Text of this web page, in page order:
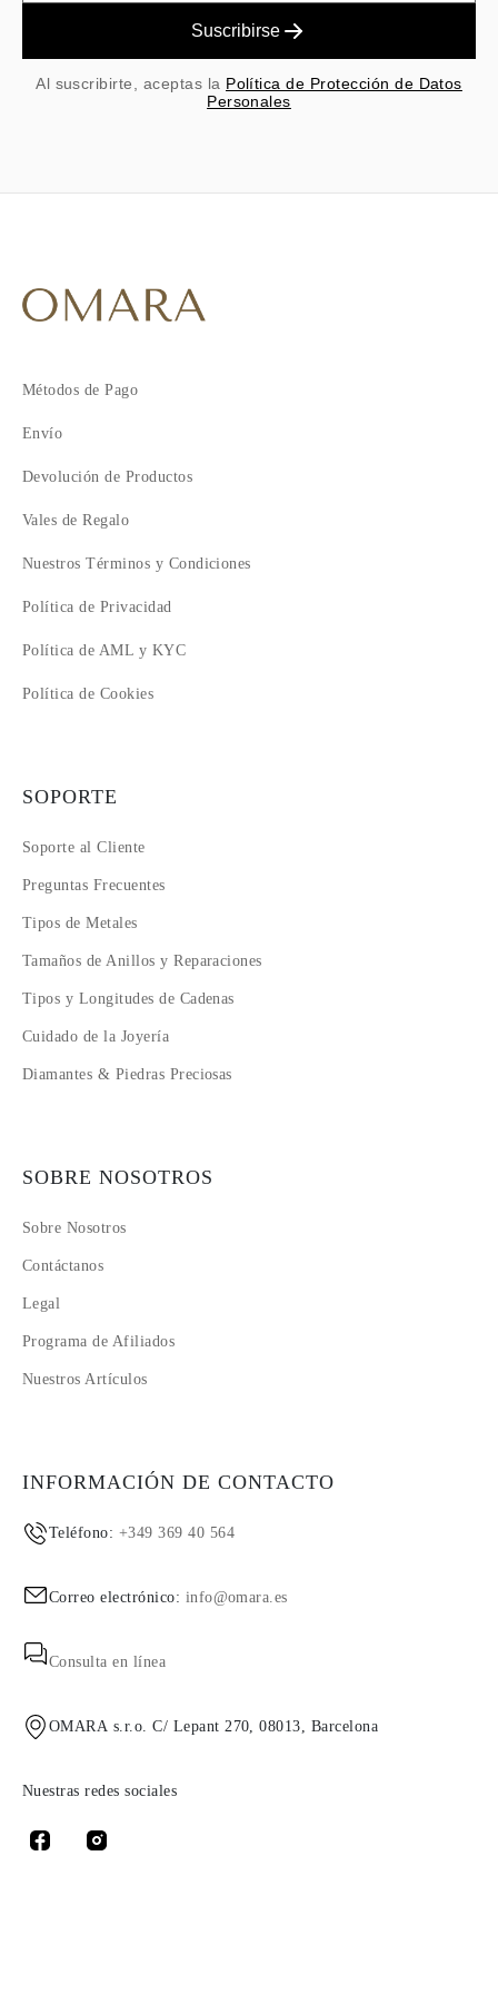
Suscribirse
Al suscribirte, aceptas la Política de Protección de Datos
Personales
Métodos de Pago
Envío
Devolución de Productos
Vales de Regalo
Nuestros Términos y Condiciones
Política de Privacidad
Política de AML y KYC
Política de Cookies
SOPORTE
Soporte al Cliente
Preguntas Frecuentes
Tipos de Metales
Tamaños de Anillos y Reparaciones
Tipos y Longitudes de Cadenas
Cuidado de la Joyería
Diamantes & Piedras Preciosas
SOBRE NOSOTROS
Sobre Nosotros
Contáctanos
Legal
Programa de Afiliados
Nuestros Artículos
INFORMACIÓN DE CONTACTO
Teléfono: +349 369 40 564
Correo electrónico: info@omara.es
Consulta en línea
OMARA s.r.o. C/ Lepant 270, 08013, Barcelona
Nuestras redes sociales